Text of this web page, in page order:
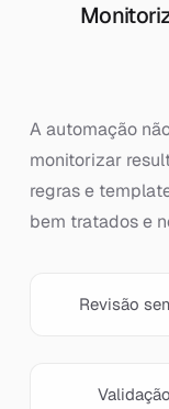
A automação
monitorizar
regras e
bem tratados e
Revisão